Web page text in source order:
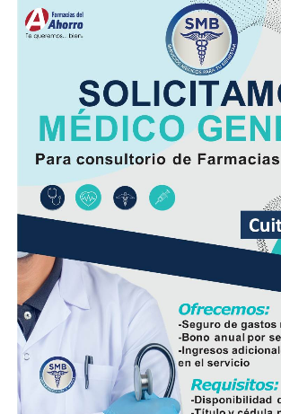
Dulce María Alducin Vallejo, habitante
explicó que la petición fue presentada
autoridades municipales y que, tras las
realizadas en conjunto con
concretar la obra que hoy permite
suministro.
Además de incrementar la capacidad
nueva infraestructura incorpora
mayor resistencia, lo que permitirá
operación del sistema y disminuir las
derivadas de fallas en la red.
Con esta ampliación, las autoridades
fortalecer la infraestructura hidráulica
comunidades rurales y mejorar el acceso
para cientos de familias que durante
un servicio irregular.